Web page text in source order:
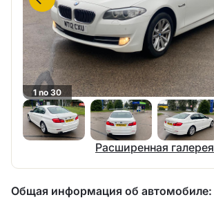
1 no 30
Расширенная галерея
Общая информация об автомобиле: